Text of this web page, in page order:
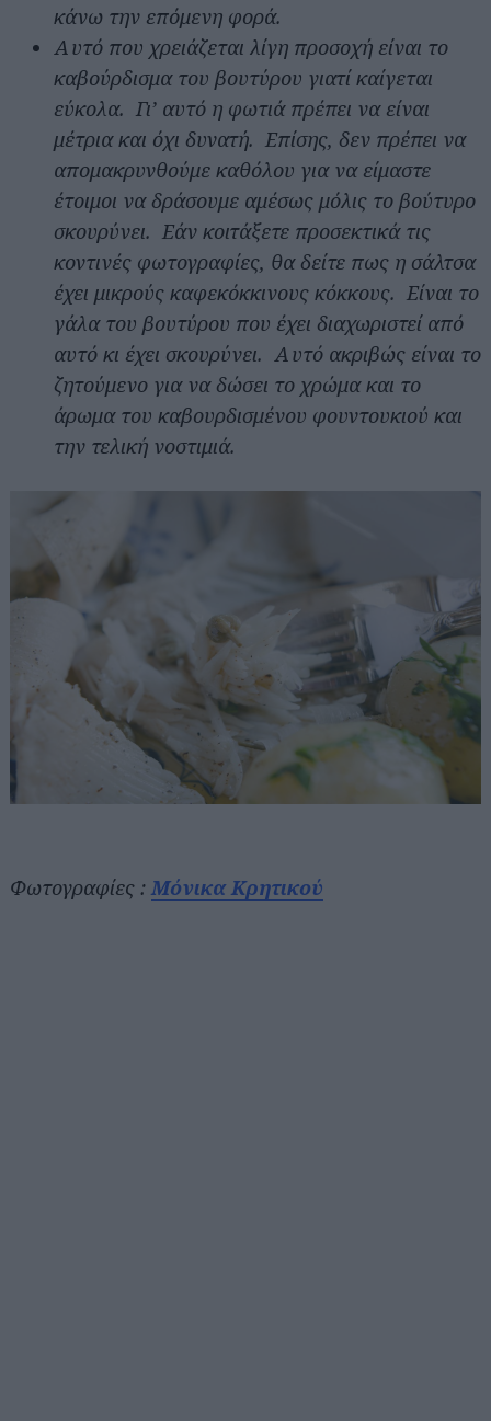
κάνω την επόμενη φορά.
Αυτό που χρειάζεται λίγη προσοχή είναι το
καβούρδισμα του βουτύρου γιατί καίγεται
εύκολα. Γι’ αυτό η φωτιά πρέπει να είναι
μέτρια και όχι δυνατή. Επίσης, δεν πρέπει να
απομακρυνθούμε καθόλου για να είμαστε
έτοιμοι να δράσουμε αμέσως μόλις το βούτυρο
σκουρύνει. Εάν κοιτάξετε προσεκτικά τις
κοντινές φωτογραφίες, θα δείτε πως η σάλτσα
έχει μικρούς καφεκόκκινους κόκκους. Είναι το
γάλα του βουτύρου που έχει διαχωριστεί από
αυτό κι έχει σκουρύνει. Αυτό ακριβώς είναι το
ζητούμενο για να δώσει το χρώμα και το
άρωμα του καβουρδισμένου φουντουκιού και
την τελική νοστιμιά.
Φωτογραφίες : Μόνικα Κρητικού